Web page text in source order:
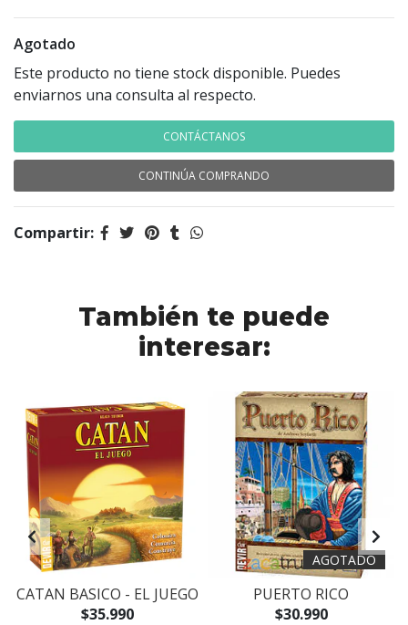
Agotado
Este producto no tiene stock disponible. Puedes
enviarnos una consulta al respecto.
CONTÁCTANOS
CONTINÚA COMPRANDO
Compartir:
También te puede
interesar:
CATAN BASICO - EL JUEGO
$35.990
AGOTADO
PUERTO RICO
$30.990